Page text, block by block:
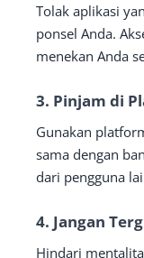
Tolak aplikasi
ponsel Anda.
menekan Anda
3. Pinjam di
Gunakan
sama dengan
dari pengguna
4. Jangan
Hindari